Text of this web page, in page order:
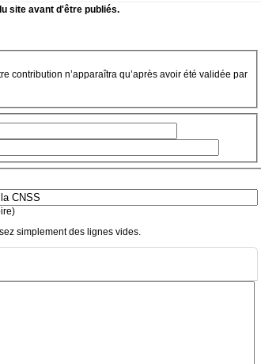
site avant d'être publiés.
contribution n’apparaîtra qu’après avoir été validée par
simplement des lignes vides.